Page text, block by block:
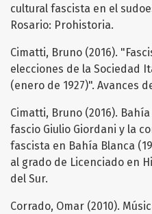
cultural fascista en el
Rosario: Prohistoria.
Cimatti, Bruno (2016).
elecciones de la Sociedad
(enero de 1927)". Avances
Cimatti, Bruno (2016).
fascio Giulio Giordani y la
fascista en Bahía Blanca
al grado de Licenciado en
del Sur.
Corrado, Omar (2010).